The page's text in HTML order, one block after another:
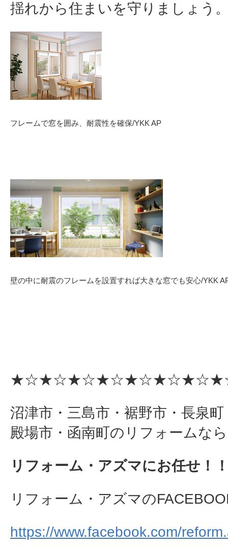
揺れから住まいを守りましょう
フレームで窓を囲み、耐震性を確保/YKK AP
壁の中に耐震のフレームを設置すれば大きな窓でも安心/YKK
沼津市・三島市・裾野市・長泉
殿場市・函南町のリフォームな
リフォーム・アズマにお任せ！
リフォーム・アズマの
https://www.facebook.com/